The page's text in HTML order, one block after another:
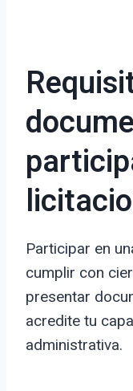
Participar en
cumplir con
presentar
acredite tu
administrativa.